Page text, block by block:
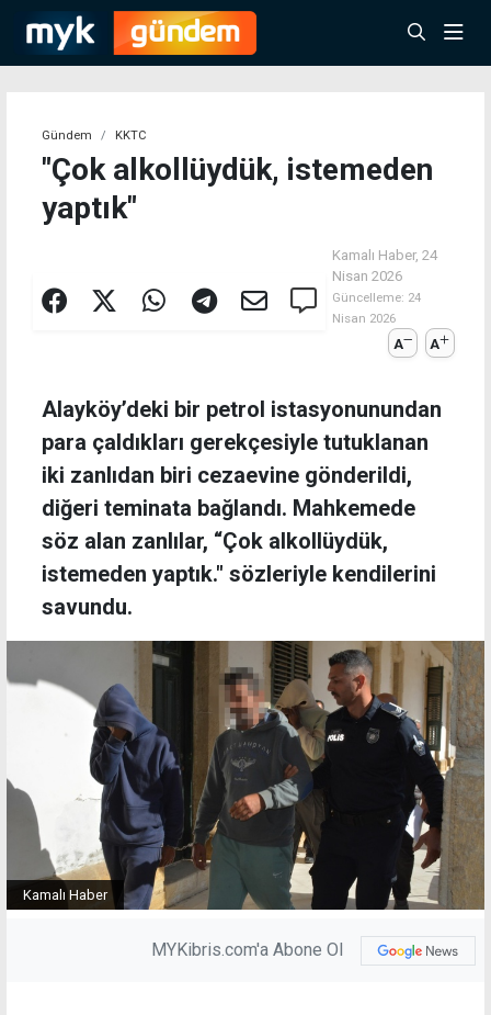
Gündem KKTC
"Çok alkollüydük, istemeden
yaptık"
Kamalı Haber,24
Nisan 2026
Güncelleme: 24
Nisan 2026
A A
Alayköy’deki bir petrol istasyonunundan
para çaldıkları gerekçesiyle tutuklanan
iki zanlıdan biri cezaevine gönderildi,
diğeri teminata bağlandı. Mahkemede
söz alan zanlılar, “Çok alkollüydük,
istemeden yaptık." sözleriyle kendilerini
savundu.
Kamalı Haber
MYKibris.com'a Abone Ol